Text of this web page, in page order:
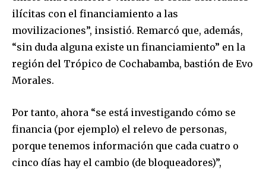
ilícitas con el financiamiento a las
movilizaciones”, insistió. Remarcó que, además,
“sin duda alguna existe un financiamiento” en la
región del Trópico de Cochabamba, bastión de Evo
Morales.
Por tanto, ahora “se está investigando cómo se
financia (por ejemplo) el relevo de personas,
porque tenemos información que cada cuatro o
cinco días hay el cambio (de bloqueadores)”,